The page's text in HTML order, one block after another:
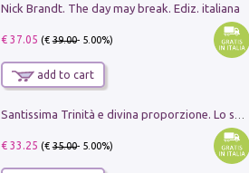
Nick Brandt. The day may break. Ediz. italiana
€ 37.05 (€39.00- 5.00%)
add to cart
€ 33.25 (€35.00- 5.00%)